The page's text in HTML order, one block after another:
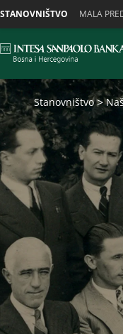
STANOVNIŠTVO MALA
Stanovništvo